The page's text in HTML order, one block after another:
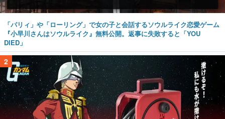
「パリィ」や「ローリング」で女の子と会話するソウルライク恋愛ゲーム
『小早川さんはソウルライク』無料公開。返事に失敗すると「YOU
DIED」
2